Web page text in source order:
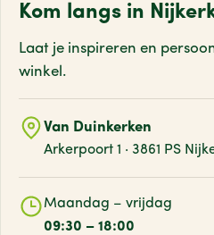
Kom langs in
Laat je inspireren en
winkel.
Van Duinkerken
Arkerpoort 1 · 3861 PS
Maandag – vrijdag
09:30 – 18:00